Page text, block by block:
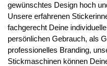
gewünschtes Design hoch
Unsere erfahrenen
fachgerecht Deine
persönlichen Gebrauch, als
professionelles Branding,
Stickmaschinen können